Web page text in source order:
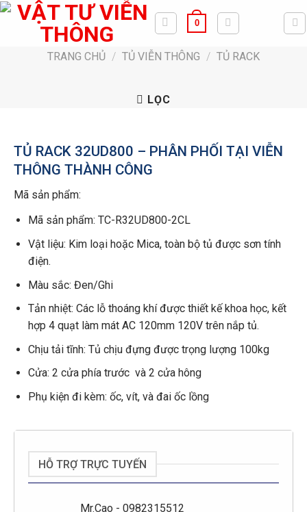
Bỏ
0
TRANG CHỦ / TỦ VIỄN THÔNG / TỦ RACK
LỌC
TỦ RACK 32UD800 – PHÂN PHỐI TẠI VIỄN
THÔNG THÀNH CÔNG
Mã sản phẩm:
Mã sản phẩm: TC-R32UD800-2CL
Vật liệu: Kim loại hoặc Mica, toàn bộ tủ được sơn tính
điện.
Màu sắc: Đen/Ghi
Tản nhiệt: Các lỗ thoáng khí được thiết kế khoa học, kết
hợp 4 quạt làm mát AC 120mm 120V trên nắp tủ.
Chịu tải tĩnh: Tủ chịu đựng được trọng lượng 100kg
Cửa: 2 cửa phía trước và 2 cửa hông
Phụ kiện đi kèm: ốc, vít, và đai ốc lồng
HỖ TRỢ TRỰC TUYẾN
Mr.Cao - 0982315512